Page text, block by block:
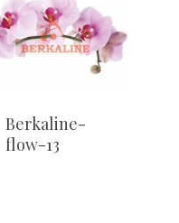
Berkaline-
flow-13